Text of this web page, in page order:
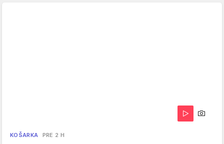
KOŠARKA PRE 2 H